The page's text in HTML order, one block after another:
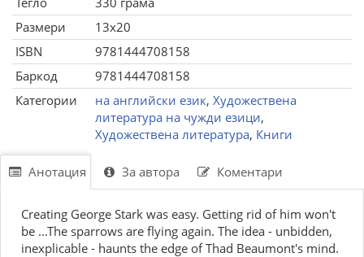
Размери
13x20
ISBN
9781444708158
Баркод
9781444708158
Категории
на английски език, Художествена
литература на чужди езици,
Художествена литература, Книги
Анотация За автора Коментари
Creating George Stark was easy. Getting rid of him won't
be ...The sparrows are flying again. The idea - unbidden,
inexplicable - haunts the edge of Thad Beaumont's mind.